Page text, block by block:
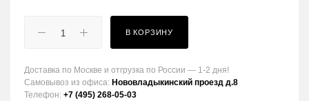
В КОРЗИНУ
Доставка по Москве и отгрузка по России — 1-2 дня!
Самовывоз из офиса: Нововладыкинский проезд д.8
Телефон: +7 (495) 268-05-03